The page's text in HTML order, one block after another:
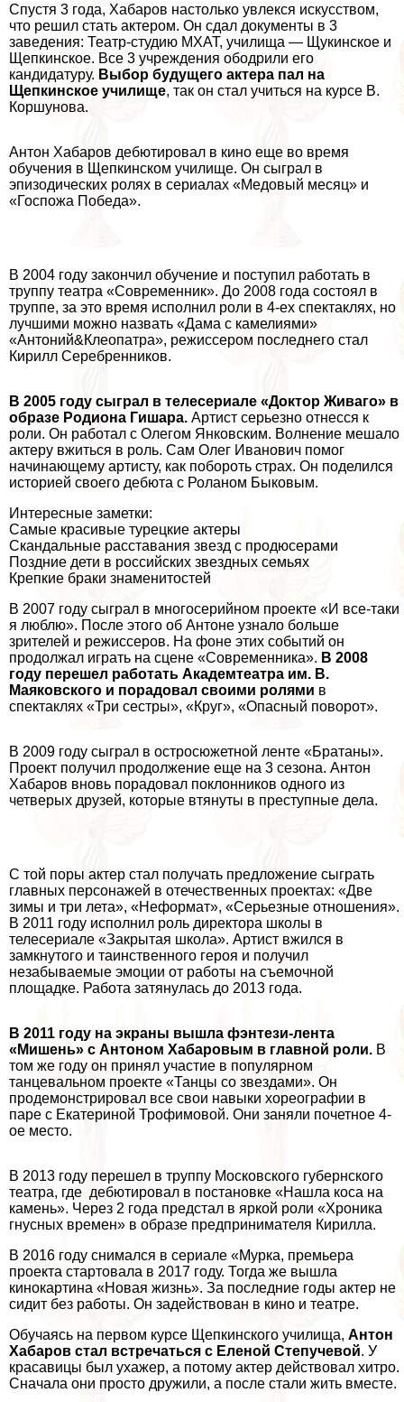
Спустя 3 года, Хабаров настолько увлекся искусством,
что решил стать актером. Он сдал документы в 3
заведения: Театр-студию МХАТ, училища — Щукинское и
Щепкинское. Все 3 учреждения ободрили его
кандидатуру. Выбор будущего актера пал на
Щепкинское училище, так он стал учиться на курсе В.
Коршунова.
Антон Хабаров дебютировал в кино еще во время
обучения в Щепкинском училище. Он сыграл в
эпизодических ролях в сериалах «Медовый месяц» и
«Госпожа Победа».
В 2004 году закончил обучение и поступил работать в
труппу театра «Современник». До 2008 года состоял в
труппе, за это время исполнил роли в 4-ех спектаклях, но
лучшими можно назвать «Дама с камелиями»
«Антоний&Клеопатра», режиссером последнего стал
Кирилл Серебренников.
В 2005 году сыграл в телесериале «Доктор Живаго» в
образе Родиона Гишара. Артист серьезно отнесся к
роли. Он работал с Олегом Янковским. Волнение мешало
актеру вжиться в роль. Сам Олег Иванович помог
начинающему артисту, как побороть страх. Он поделился
историей своего дебюта с Роланом Быковым.
Интересные заметки:
Самые красивые турецкие актеры
Скандальные расставания звезд с продюсерами
Поздние дети в российских звездных семьях
Крепкие бpaки знаменитостей
В 2007 году сыграл в многосерийном проекте «И все-таки
я люблю». После этого об Антоне узнало больше
зрителей и режиссеров. На фоне этих событий он
продолжал играть на сцене «Современника». В 2008
году перешел работать Академтеатра им. В.
Маяковского и порадовал своими ролями в
спектаклях «Три сестры», «Круг», «Опасный поворот».
В 2009 году сыграл в остросюжетной ленте «Братаны».
Проект получил продолжение еще на 3 сезона. Антон
Хабаров вновь порадовал поклонников одного из
четверых друзей, которые втянуты в преступные дела.
С той поры актер стал получать предложение сыграть
главных персонажей в отечественных проектах: «Две
зимы и три лета», «Неформат», «Серьезные отношения».
В 2011 году исполнил роль директора школы в
телесериале «Закрытая школа». Артист вжился в
замкнутого и таинственного героя и получил
незабываемые эмоции от работы на съемочной
площадке. Работа затянулась до 2013 года.
В 2011 году на экраны вышла фэнтези-лента
«Мишень» с Антоном Хабаровым в главной роли. В
том же году он принял участие в популярном
танцевальном проекте «Танцы со звездами». Он
продемонстрировал все свои навыки хореографии в
паре с Екатериной Трофимовой. Они заняли почетное 4-
ое место.
В 2013 году перешел в труппу Московского губернского
театра, где дебютировал в постановке «Нашла коса на
камень». Через 2 года предстал в яркой роли «Хроника
гнусных времен» в образе предпринимателя Кирилла.
В 2016 году снимался в сериале «Мурка, премьера
проекта стартовала в 2017 году. Тогда же вышла
кинокартина «Новая жизнь». За последние годы актер не
сидит без работы. Он задействован в кино и театре.
Обучаясь на первом курсе Щепкинского училища, Антон
Хабаров стал встречаться с Еленой Степучевой. У
красавицы был ухажер, а потому актер действовал хитро.
Сначала они просто дружили, а после стали жить вместе.